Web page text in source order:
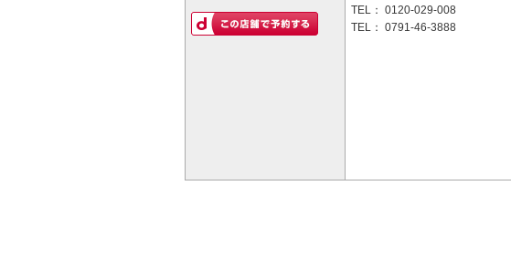
TEL： 0120-029-008
TEL： 0791-46-3888